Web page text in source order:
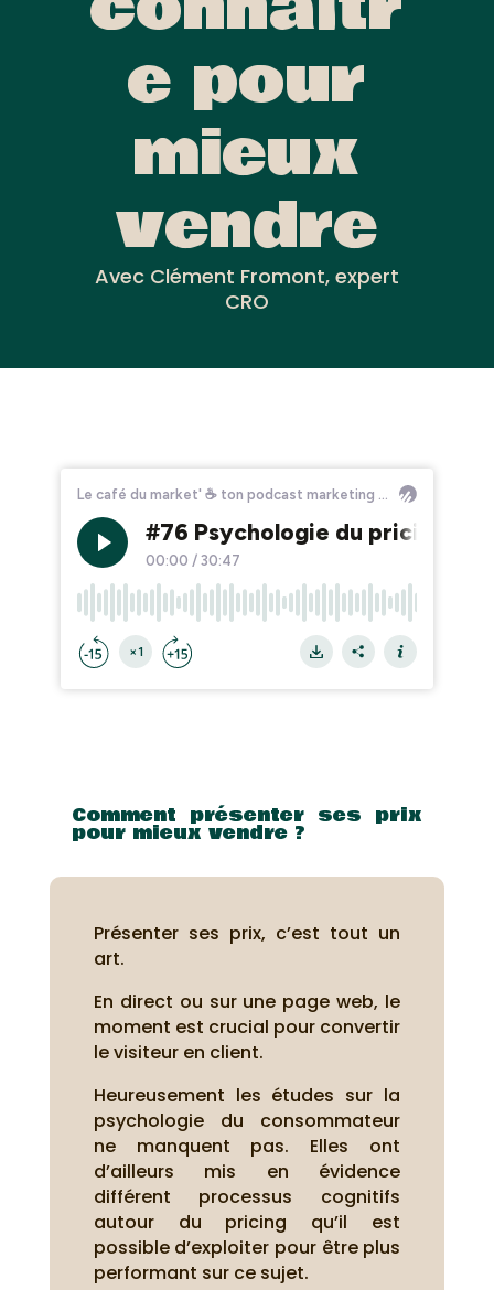
e pour
mieux
vendre
Avec Clément Fromont, expert
CRO
Comment présenter ses prix
pour mieux vendre ?
Présenter ses prix, c’est tout un
art.
En direct ou sur une page web, le
moment est crucial pour convertir
le visiteur en client.
Heureusement les études sur la
psychologie du consommateur
ne manquent pas. Elles ont
d’ailleurs mis en évidence
différent processus cognitifs
autour du pricing qu’il est
possible d’exploiter pour être plus
performant sur ce sujet.